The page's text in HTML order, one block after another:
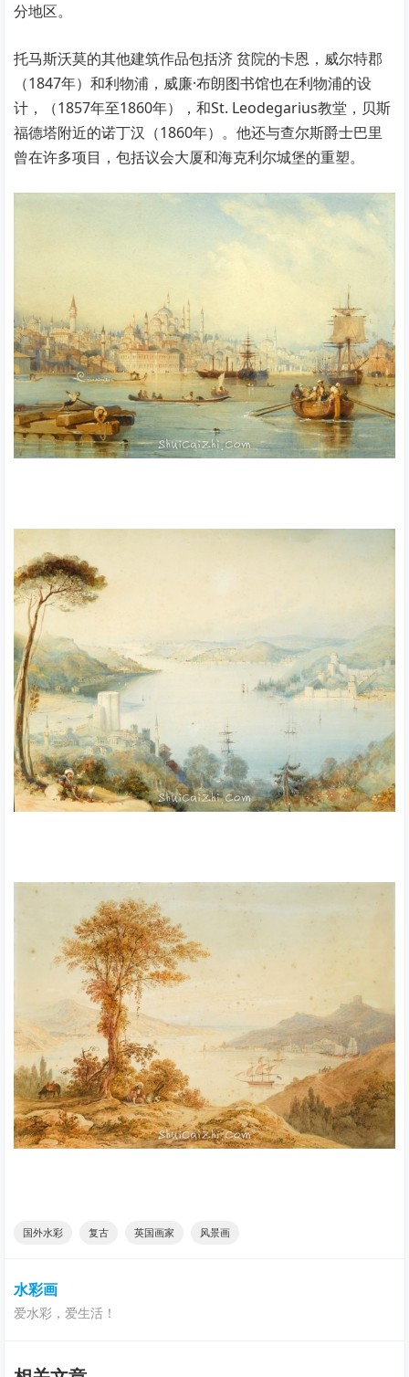
分地区。
托马斯沃莫的其他建筑作品包括济 贫院的卡恩，威尔特郡
（1847年）和利物浦，威廉·布朗图书馆也在利物浦的设
计，（1857年至1860年），和St. Leodegarius教堂，贝斯
福德塔附近的诺丁汉（1860年）。他还与查尔斯爵士巴里
曾在许多项目，包括议会大厦和海克利尔城堡的重塑。
国外水彩 复古 英国画家 风景画
水彩画
爱水彩，爱生活！